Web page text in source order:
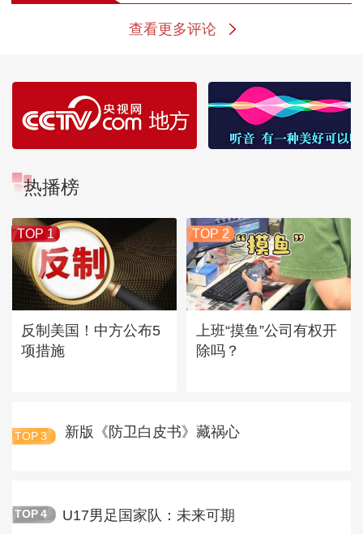
查看更多评论
热播榜
TOP 1
反制美国！中方公布5
项措施
TOP 2
上班“摸鱼”公司有权开
除吗？
TOP 3 新版《防卫白皮书》藏祸心
TOP 4 U17男足国家队：未来可期